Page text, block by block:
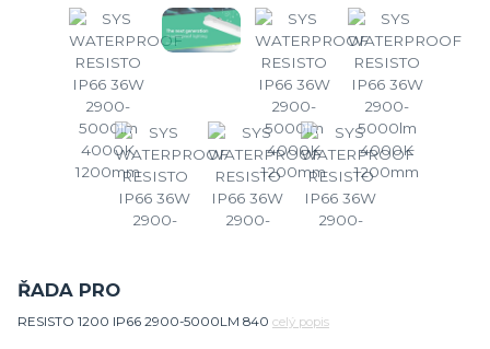
ŘADA PRO
RESISTO 1200 IP66 2900-5000LM 840 celý popis